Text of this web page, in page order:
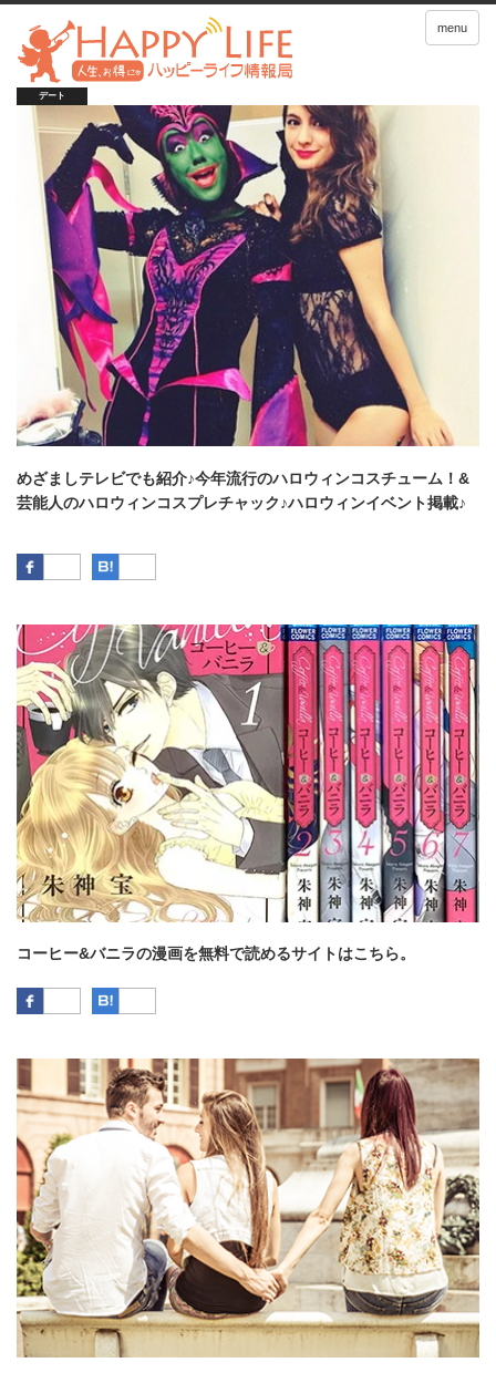
menu
デート
めざましテレビでも紹介♪今年流行のハロウィンコスチューム！&
芸能人のハロウィンコスプレチャック♪ハロウィンイベント掲載♪
Facebook
コーヒー&バニラの漫画を無料で読めるサイトはこちら。
Facebook